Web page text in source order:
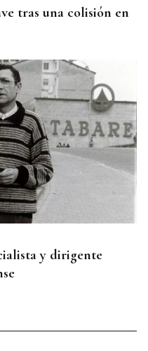
tras una colisión en
y dirigente